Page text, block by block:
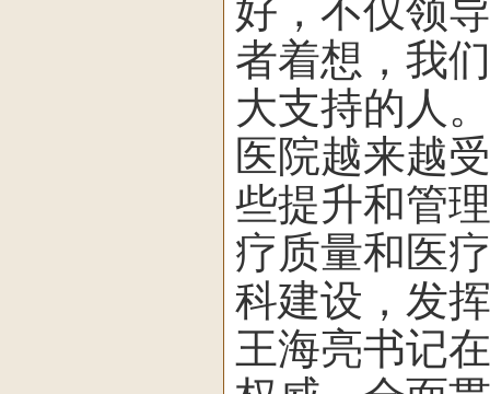
好，不仅领
者着想，我
大支持的人
医院越来越
些提升和管
疗质量和医
科建设，发
王海亮书记